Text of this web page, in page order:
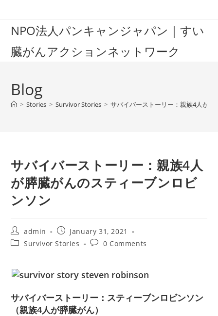
contentNPO法人パンキャンジャパン｜すい
臓がんアクションネットワーク
Blog
> Stories > Survivor Stories > サバイバーストーリー：親族4人が
サバイバーストーリー：親族4人
が膵臓がんのスティーブンロビ
ンソン
Post
author:
admin
Post
published:
January 31, 2021
PostSurvivor Stories
Post0 Comments
サバイバーストーリー：スティーブンロビンソン
（親族4人が膵臓がん）